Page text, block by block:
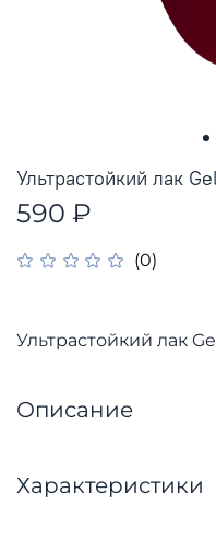
(0)
Ультрастойкий лак
590 ₽
Ультрастойкий лак
Описание
Характеристики